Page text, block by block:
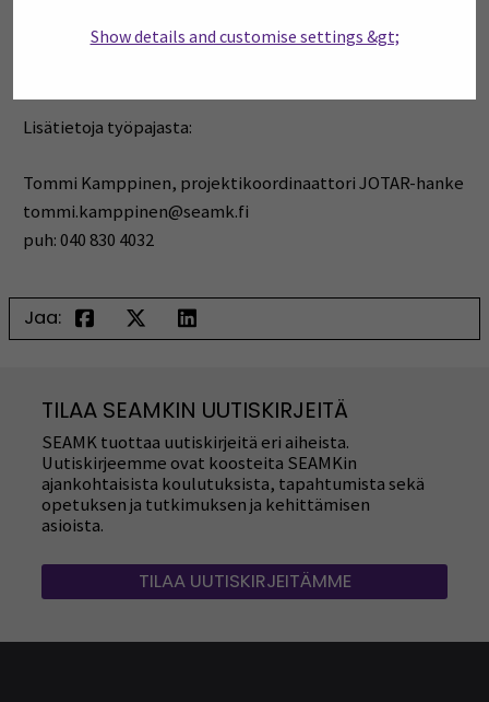
Show details and customise settings &gt;
Lisätietoja työpajasta:
Tommi Kamppinen, projektikoordinaattori JOTAR-hanke
tommi.kamppinen@seamk.fi
puh: 040 830 4032
Jaa:
TILAA SEAMKIN UUTISKIRJEITÄ
SEAMK tuottaa uutiskirjeitä eri aiheista.
Uutiskirjeemme ovat koosteita SEAMKin
ajankohtaisista koulutuksista, tapahtumista sekä
opetuksen ja tutkimuksen ja kehittämisen
asioista.
TILAA UUTISKIRJEITÄMME